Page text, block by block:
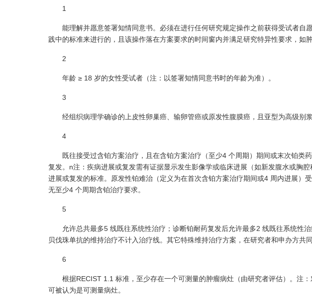
1
能理解并愿意签署知情同意书。必须在进行任何研究规定操作之前获得受试者自
践中的标准来进行的，且该操作落在方案要求的时间窗内并满足研究特异性要求，如
2
年龄 ≥ 18 岁的女性受试者（注：以签署知情同意书时的年龄为准）。
3
经组织病理学确诊的上皮性卵巢癌、输卵管癌或原发性腹膜癌，且亚型为高级别浆
4
既往接受过含铂方案治疗，且在含铂方案治疗（至少4 个周期）期间或末次铂类
复发。n注：疾病进展或复发需有证据显示发生影像学或临床进展（如新发腹水或胸
进展或复发的标准。原发性铂难治（定义为在首次含铂方案治疗期间或4 周内进展）
无至少4 个周期含铂治疗要求。
5
允许总共最多5 线既往系统性治疗；诊断铂耐药复发后允许最多2 线既往系统性治
贝伐珠单抗的维持治疗不计入治疗线。其它特殊维持治疗方案，在研究者和申办方共
6
根据RECIST 1.1 标准，至少存在一个可测量的肿瘤病灶（由研究者评估）。注：
可被认为是可测量病灶。